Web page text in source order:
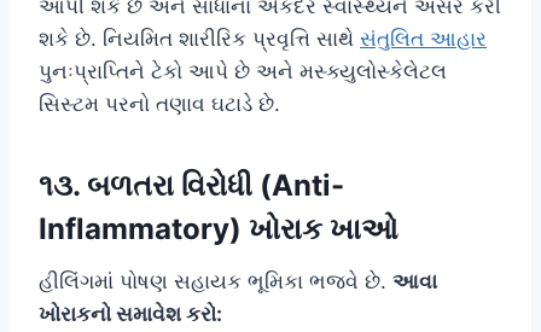
આપી શકે છે અને સાંધાના એકંદર સ્વાસ્થ્યને અસર કરી
શકે છે. નિયમિત શારીરિક પ્રવૃત્તિ સાથે સંતુલિત આહાર
પુનઃપ્રાપ્તિને ટેકો આપે છે અને મસ્ક્યુલોસ્કેલેટલ
સિસ્ટમ પરનો તણાવ ઘટાડે છે.
૧૩. બળતરા વિરોધી (Anti-
Inflammatory) ખોરાક ખાઓ
હીલિંગમાં પોષણ સહાયક ભૂમિકા ભજવે છે. આવા
ખોરાકનો સમાવેશ કરો: